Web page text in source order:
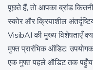
पूछते हैं, तो आपका ब्रांड
स्कोर और क्रियाशील
VisibAI की मुख्य विशेषताएँ
मुफ्त प्रारंभिक ऑडिट:
एक मुफ्त पहले ऑडिट तक